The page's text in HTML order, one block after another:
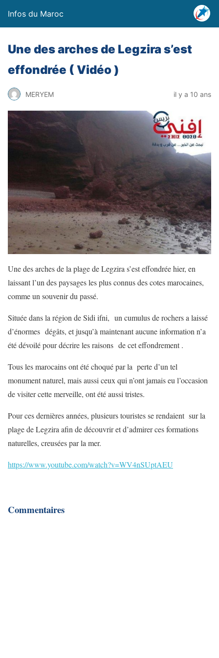
Infos du Maroc
Une des arches de Legzira s’est
effondrée ( Vidéo )
MERYEM il y a 10 ans
Une des arches de la plage de Legzira s’est effondrée hier, en
laissant l’un des paysages les plus connus des cotes marocaines,
comme un souvenir du passé.
Située dans la région de Sidi ifni, un cumulus de rochers a laissé
d’énormes dégâts, et jusqu’à maintenant aucune information n’a
été dévoilé pour décrire les raisons de cet effondrement .
Tous les marocains ont été choqué par la perte d’un tel
monument naturel, mais aussi ceux qui n’ont jamais eu l’occasion
de visiter cette merveille, ont été aussi tristes.
Pour ces dernières années, plusieurs touristes se rendaient sur la
plage de Legzira afin de découvrir et d’admirer ces formations
naturelles, creusées par la mer.
https://www.youtube.com/watch?v=WV4nSUptAEU
Commentaires